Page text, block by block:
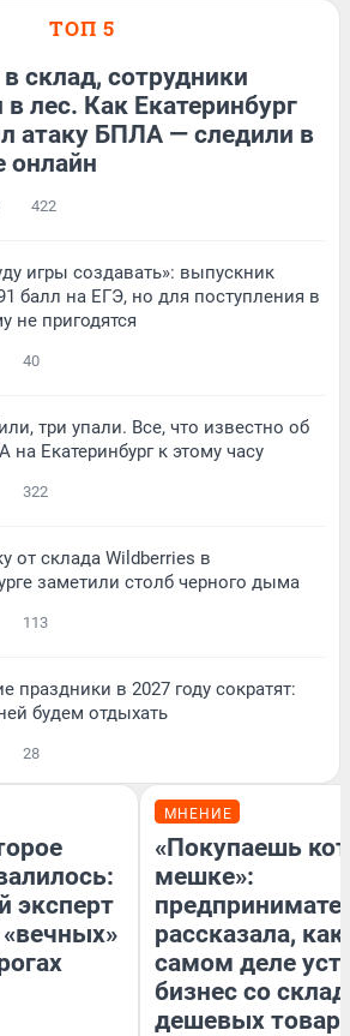
ТОП 5
склад, сотрудники
в лес. Как Екатеринбург
атаку БПЛА — следили в
онлайн
422
игры создавать»: выпускник
балл на ЕГЭ, но для поступления в
не пригодятся
40
три упали. Все, что известно об
на Екатеринбург к этому часу
322
от склада Wildberries в
заметили столб черного дыма
113
праздники в 2027 году сократят:
будем отдыхать
28
эксперт
МНЕНИЕ
«Покупаешь
мешке»:
рассказала, как
самом деле
бизнес со
дешевых